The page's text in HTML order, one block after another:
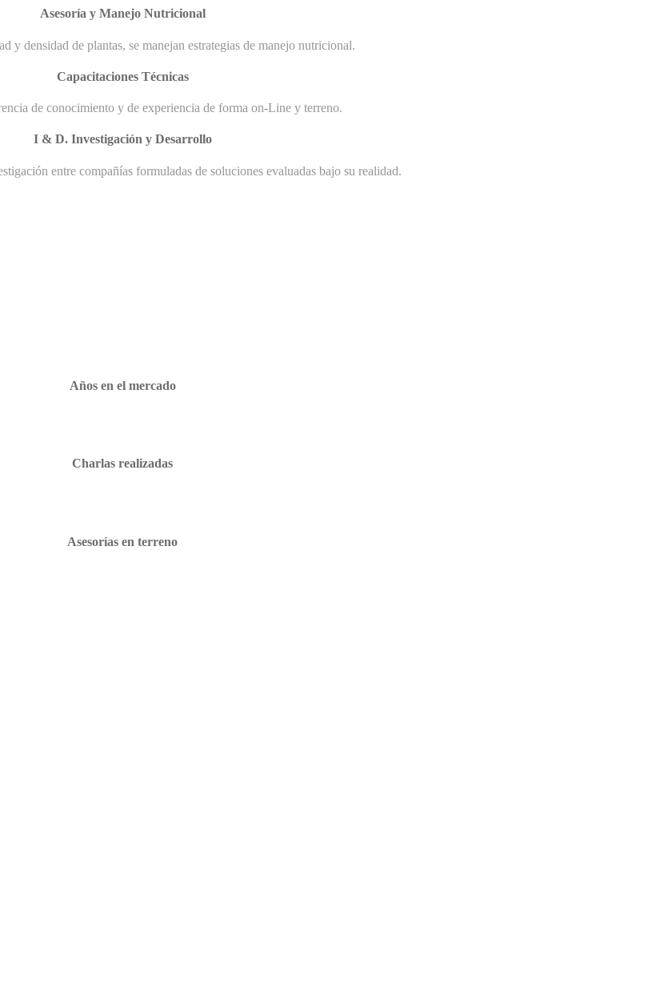
Asesoría y Manejo Nutricional
y densidad de plantas, se manejan estrategias de manejo nutricional.
Capacitaciones Técnicas
de conocimiento y de experiencia de forma on-Line y terreno.
I & D. Investigación y Desarrollo
entre compañías formuladas de soluciones evaluadas bajo su realidad.
Años en el mercado
Charlas realizadas
Asesorías en terreno